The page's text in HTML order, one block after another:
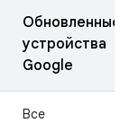
Обновленные
устройства
Google
Все